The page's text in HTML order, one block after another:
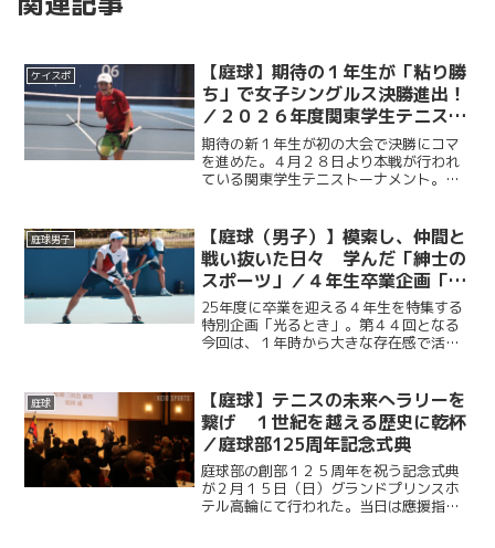
ケイスポ
【庭球】期待の１年生が「粘り勝
ち」で女子シングルス決勝進出！
／２０２６年度関東学生テニスト
ーナメント
期待の新１年生が初の大会で決勝にコマ
を進めた。４月２８日より本戦が行われ
ている関東学生テニストーナメント。大
さに加え最大１０メートルの強風が吹い
たこの日、内藤悠香（総政...
庭球男子
【庭球（男子）】模索し、仲間と
戦い抜いた日々 学んだ「紳士の
スポーツ」／４年生卒業企画「光
るとき」 No.44・菅谷優作
25年度に卒業を迎える４年生を特集する
特別企画「光るとき」。第４４回となる
今回は、１年時から大きな存在感で活躍
だからこそ語れるその思いに迫る。
庭球
【庭球】テニスの未来へラリーを
繋げ １世紀を越える歴史に乾杯
／庭球部125周年記念式典
庭球部の創部１２５周年を祝う記念式典
が２月１５日（日）グランドプリンスホ
テル高輪にて行われた。当日は應援指導